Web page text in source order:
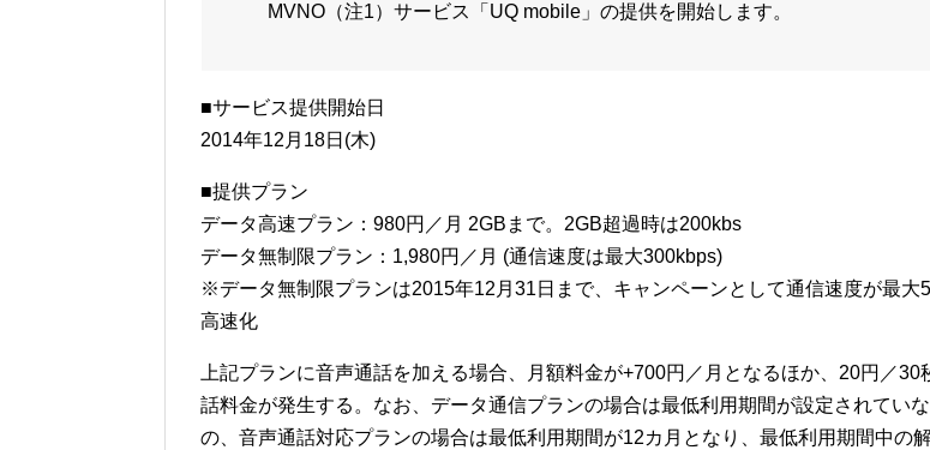
MVNO（注1）サービス「UQ mobile」の提供を開始します。
■サービス提供開始日
2014年12月18日(木)
■提供プラン
データ高速プラン：980円／月 2GBまで。2GB超過時は200kbs
データ無制限プラン：1,980円／月 (通信速度は最大300kbps)
※データ無制限プランは2015年12月31日まで、キャンペーンとして通信速度が最大
高速化
上記プランに音声通話を加える場合、月額料金が+700円／月となるほか、20円／30
話料金が発生する。なお、データ通信プランの場合は最低利用期間が設定されてい
の、音声通話対応プランの場合は最低利用期間が12カ月となり、最低利用期間中の